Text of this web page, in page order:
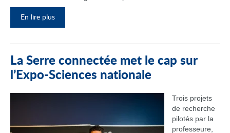
En lire plus
La Serre connectée met le cap sur
l’Expo-Sciences nationale
Trois projets
de recherche
pilotés par la
professeure,